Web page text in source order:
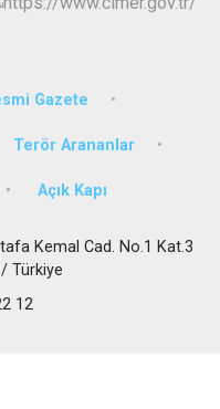
Gazete
Terör Arananlar
Açık Kapı
Kemal Cad. No.1 Kat.3
Türkiye
12